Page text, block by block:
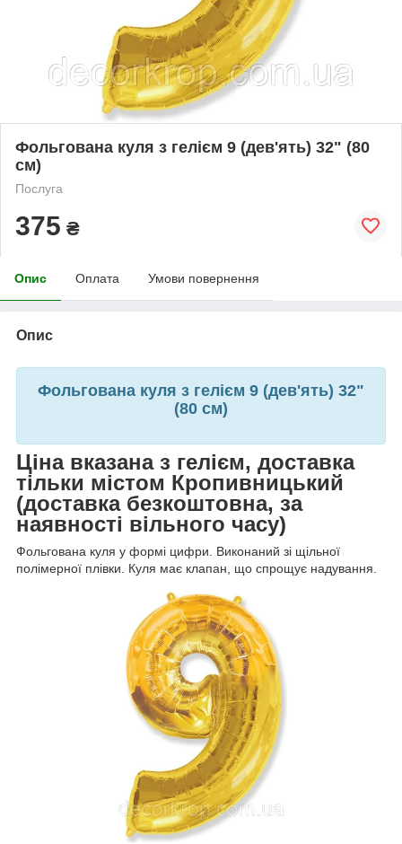
Фольгована куля з гелієм 9 (дев'ять) 32" (80
см)
Послуга
375 ₴
Опис Оплата Умови повернення
Опис
Фольгована куля з гелієм 9 (дев'ять) 32"
(80 см)
Ціна вказана з гелієм, доставка
тільки містом Кропивницький
(доставка безкоштовна, за
наявності вільного часу)
Фольгована куля у формі цифри. Виконаний зі щільної
полімерної плівки. Куля має клапан, що спрощує надування.